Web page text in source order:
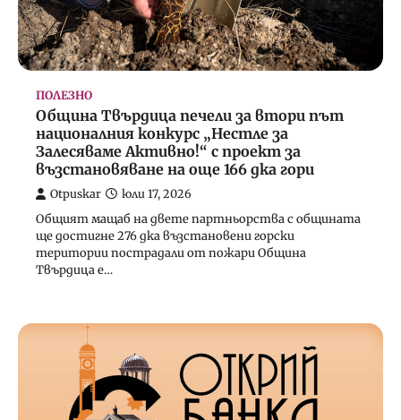
1
ПОЧИВКА ТУРИЗЪМ
Проектът „Открий Банкя“ разкрива
скритите истории на курортния град
чрез безплатни културни събития и
маршрути
ПОЧИВКА ТУРИЗЪМ
Camping & Caravaning Expo Sofia 2026 ще
се проведе за 12-ти път между 24 и 26
април
ПОЛЕЗНО
Община Твърдица печели за втори път
националния конкурс „Нестле за
Залесяваме Активно!“ с проект за
възстановяване на още 166 дка гори
Otpuskar юли 17, 2026
Общият мащаб на двете партньорства с общината
ще достигне 276 дка възстановени горски
територии пострадали от пожари Община
Твърдица е…